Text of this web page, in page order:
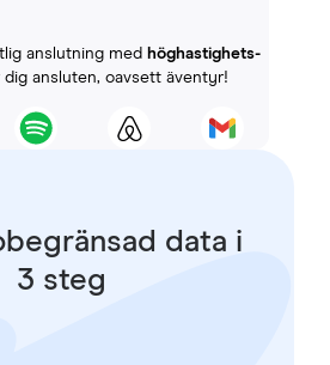
anslutning med höghastighets-
dig ansluten, oavsett äventyr!
data i
3 steg